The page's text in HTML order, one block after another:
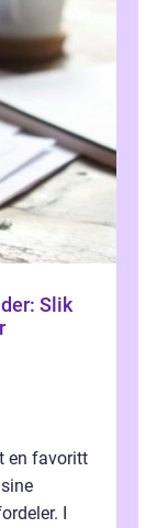
Slik
en favoritt
I